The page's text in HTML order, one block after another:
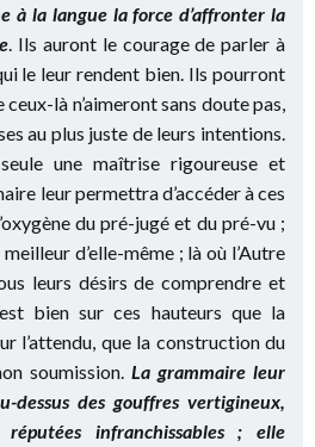
à la langue la force d’affronter la
. Ils auront le courage de parler à
le leur rendent bien. Ils pourront
là n’aimeront sans doute pas,
au plus juste de leurs intentions.
une maîtrise rigoureuse et
leur permettra d’accéder à ces
du pré-jugé et du pré-vu ;
d’elle-même ; là où l’Autre
leurs désirs de comprendre et
bien sur ces hauteurs que la
l’attendu, que la construction du
soumission. La grammaire leur
dessus des gouffres vertigineux,
réputées infranchissables ; elle